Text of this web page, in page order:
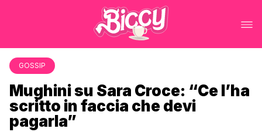
GOSSIP
Mughini su Sara Croce: “Ce l’ha
scritto in faccia che devi
pagarla”